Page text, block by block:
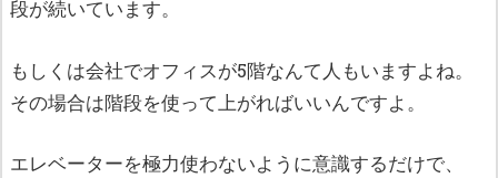
段が続いています。
もしくは会社でオフィスが5階なんて人もいますよね。
その場合は階段を使って上がればいいんですよ。
エレベーターを極力使わないように意識するだけで、